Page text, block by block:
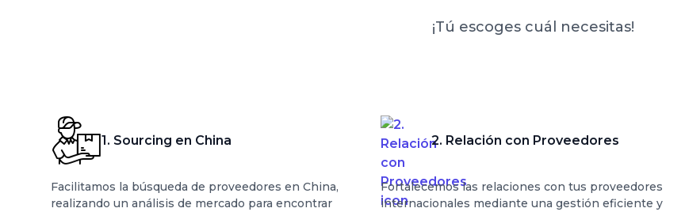
¡Tú escoges cuál necesitas!
1. Sourcing en China
Facilitamos la búsqueda de proveedores en China,
realizando un análisis de mercado para encontrar
2. Relación con Proveedores
Fortalecemos las relaciones con tus proveedores
internacionales mediante una gestión eficiente y